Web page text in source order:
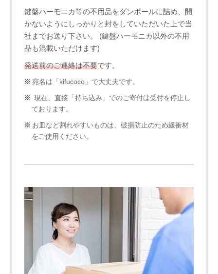
鍵盤ハーモニカ等の不用品をダンボールに詰め、開
かないようにしっかりと封をしていただいた上で当
社までお送り下さい。 (鍵盤ハーモニカ以外の不用
品も混載いただけます)
発送前のご連絡は不要です。
宛名は「kifucoco」で大丈夫です。
現在、直接「持ち込み」でのご寄付は受付を停止し
ております。
お皿など割れやすいものは、破損防止のため緩衝材
をご使用ください。